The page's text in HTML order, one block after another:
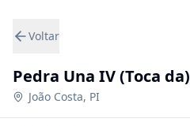
Voltar
Pedra Una IV (Toca da)
João Costa, PI